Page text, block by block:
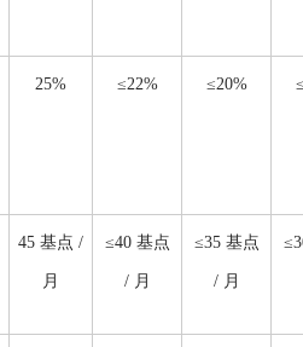
25% ≤22% ≤20%
45 基点 /
月
≤40 基点
/ 月
≤35 基点
/ 月